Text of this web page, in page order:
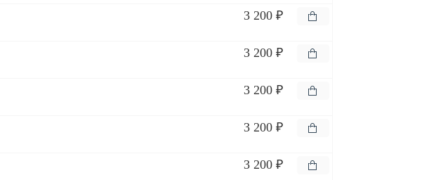
3 200 ₽
3 200 ₽
3 200 ₽
3 200 ₽
3 200 ₽